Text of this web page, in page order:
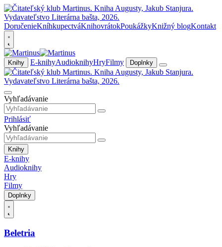
DoručenieKníhkupectváKnihovrátokPoukážkyKnižný blogKontakt
Knihy E-knihyAudioknihyHryFilmy Doplnky
Vyhľadávanie
Prihlásiť
Vyhľadávanie
Knihy
E-knihy
Audioknihy
Hry
Filmy
Doplnky
Beletria